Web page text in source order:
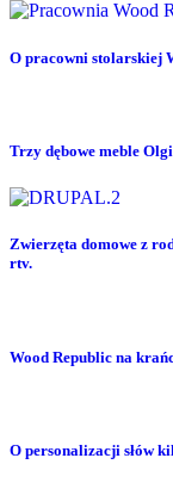
O pracowni stolarskiej
Trzy dębowe meble
Zwierzęta domowe z
rtv.
Wood Republic na
O personalizacji słów